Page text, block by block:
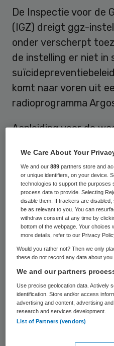
De Inspectie voor de
(IGZ) dreigt ggz-
onder verscherpt
de instelling er niet in
komt naar voren uit
radioprogramma
Aanleiding voor de
uitzending van 11
uitgebreid
vrouw werd
suïcidegevaar maar
buiten, waarna ze
inspectie noemt dit
Defensief
Volgens een
instelling al langer
suïcidepreventie
We Care About Your
We and our889 partners store and
or unique identifiers, on your device.
technologies to support the purposes
process data to provide. Selecting
disable them. If trackers are
be as relevant to you. You can
withdraw consent at any time by
bottom of the webpage. Your choices
more details, refer to our Privacy
Would you rather not? Then we only
these do not record any data about
We and our partners
Use precise geolocation data. Actively
identification. Store and/or access
advertising and content, advertising
research and services development.
List of Partners (vendors)